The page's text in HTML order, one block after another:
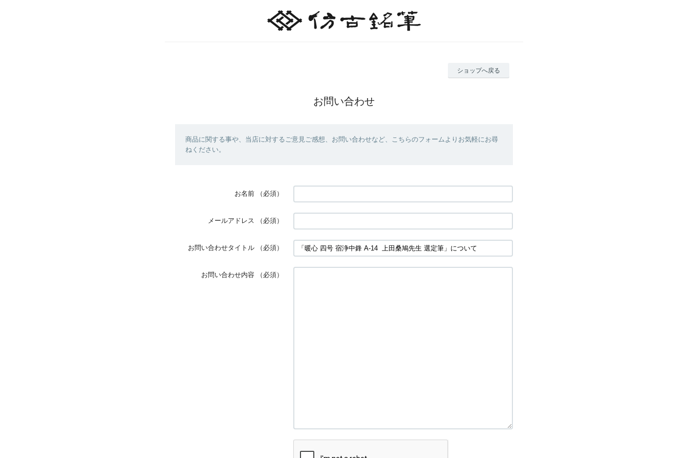
ショップへ戻る
お問い合わせ
商品に関する事や、当店に対するご意見ご感想、お問い合わせなど、こちらのフォームよりお気軽にお尋
ねください。
お名前 （必須）
メールアドレス （必須）
お問い合わせタイトル （必須）
お問い合わせ内容 （必須）